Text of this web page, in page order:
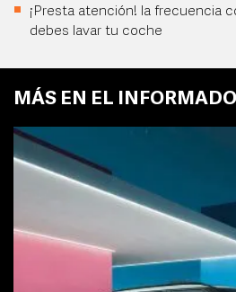
¡Presta atención! la frecuencia
debes lavar tu coche
MÁS EN EL